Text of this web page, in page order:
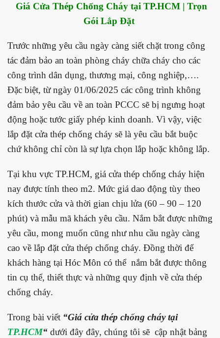
Giá Cửa Thép Chống Cháy tại TP.HCM | Trọn
Gói Lắp Đặt
Trước những yêu cầu ngày càng siết chặt trong công
tác đảm bảo an toàn phòng cháy chữa cháy cho các
công trình dân dụng, thương mại, công nghiệp,….
Đặc biệt, từ ngày 01/06/2025 các công trình không
đảm bảo yêu cầu về an toàn PCCC sẽ bị ngưng hoạt
động hoặc tước giấy phép kinh doanh. Vì vậy, việc
lắp đặt cửa thép chống cháy sẽ là yêu cầu bắt buộc
chứ không chỉ còn là sự lựa chọn lắp hoặc không lắp.
Tại khu vực TP.HCM, giá cửa thép chống cháy hiện
nay được tính theo m2. Mức giá dao động tùy theo
kích thước cửa và thời gian chịu lửa (60 – 90 – 120
phút) và mẫu mã khách yêu cầu. Nắm bắt được những
yêu cầu, mong muốn cũng như nhu cầu ngày càng
cao về lắp đặt cửa thép chống cháy. Đồng thời để
khách hàng tại Hóc Môn có thể nắm bắt được thông
tin cụ thể, thiết thực và những quy định về cửa thép
chống cháy.
Trong bài viết “Giá cửa thép chống cháy tại
TP.HCM“ dưới đây đây, chúng tôi sẽ cập nhật bảng